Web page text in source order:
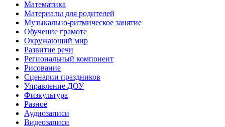
Математика
Материалы для родителей
Музыкально-ритмическое занятие
Обучение грамоте
Окружающий мир
Развитие речи
Региональный компонент
Рисование
Сценарии праздников
Управление ДОУ
Физкультура
Разное
Аудиозаписи
Видеозаписи